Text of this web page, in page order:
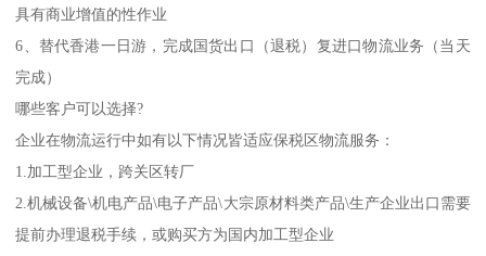
具有商业增值的性作业
6、替代香港一日游，完成国货出口（退税）复进口物流业务（当天
完成）
哪些客户可以选择?
企业在物流运行中如有以下情况皆适应保税区物流服务：
1.加工型企业，跨关区转厂
2.机械设备\机电产品\电子产品\大宗原材料类产品\生产企业出口需要
提前办理退税手续，或购买方为国内加工型企业